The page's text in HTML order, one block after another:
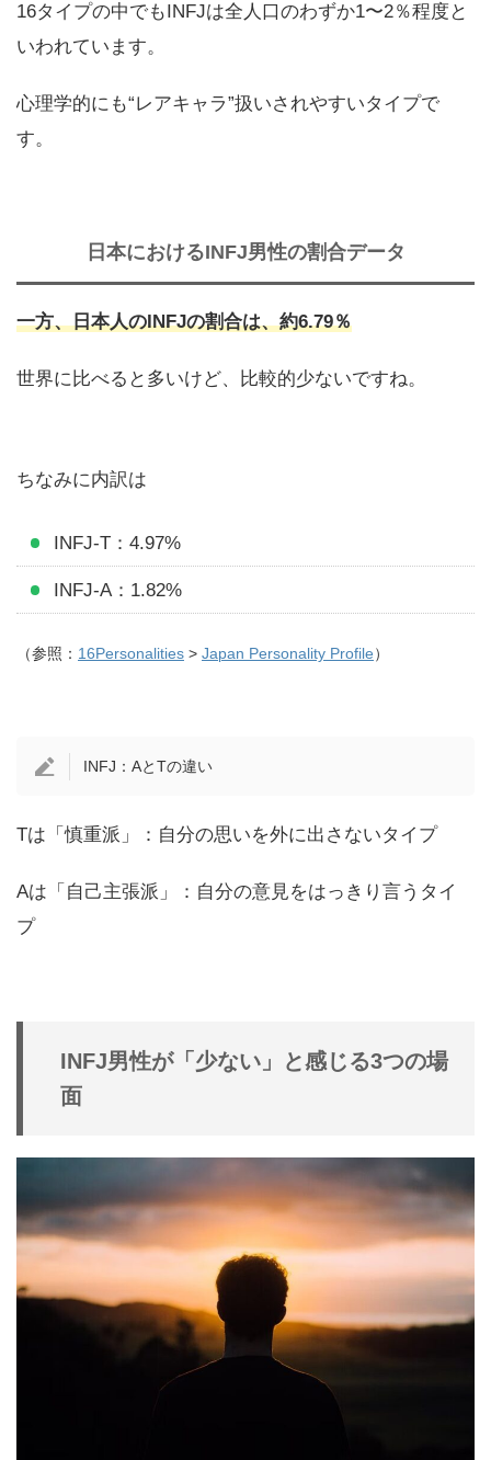
16タイプの中でもINFJは全人口のわずか1〜2％程度と
いわれています。
心理学的にも“レアキャラ”扱いされやすいタイプで
す。
日本におけるINFJ男性の割合データ
一方、日本人のINFJの割合は、約6.79％
世界に比べると多いけど、比較的少ないですね。
ちなみに内訳は
INFJ-T：4.97%
INFJ-A：1.82%
（参照： 16Personalities > Japan Personality Profile ）
INFJ：AとTの違い
Tは「慎重派」：自分の思いを外に出さないタイプ
Aは「自己主張派」：自分の意見をはっきり言うタイ
プ
INFJ男性が「少ない」と感じる3つの場
面